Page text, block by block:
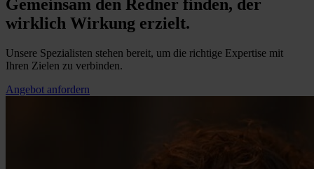
Gemeinsam den Redner finden, der
wirklich Wirkung erzielt.
Unsere Spezialisten stehen bereit, um die richtige Expertise mit
Ihren Zielen zu verbinden.
Angebot anfordern